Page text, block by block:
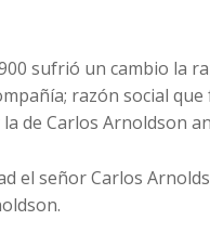
sufrió un cambio la
razón social
de Carlos Arnoldson
el señor Carlos